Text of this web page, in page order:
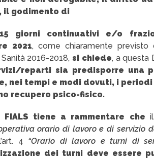
il godimento di
giorni continuativi e/o
2021, come chiaramente previsto
2016-2018,si chiede, a questa
reparti sia predisporre una
nei tempi e modi dovuti, i
recupero psico-fisico.
FIALS tiene a rammentare che
orario di lavoro e di servizio
4 “Orario di lavoro e turni di
dei turni deve essere